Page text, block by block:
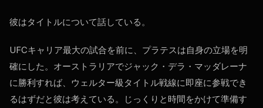
彼はタイトルについて話している。
UFCキャリア最大の試合を前に、プラテスは自身の立場を明
確にした。オーストラリアでジャック・デラ・マッダレーナ
に勝利すれば、ウェルター級タイトル戦線に即座に参戦でき
るはずだと彼は考えている。じっくりと時間をかけて準備す